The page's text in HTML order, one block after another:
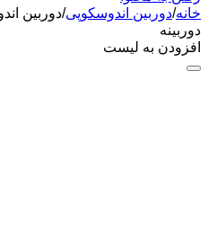
خانه/دوربین اندوسکوپی/
دوربینه
افزودن به لیست